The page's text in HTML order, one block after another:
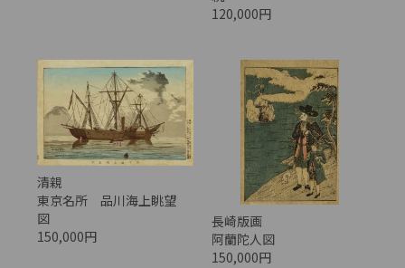
120,000円
清親
東京名所 品川海上眺望
図
150,000円
長崎版画
阿蘭陀人図
150,000円